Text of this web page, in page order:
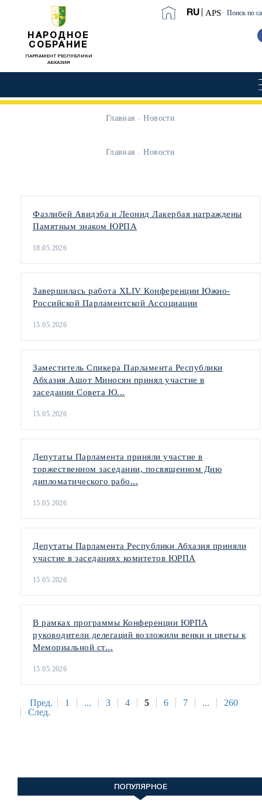
НАРОДНОЕ
СОБРАНИЕ
ПАРЛАМЕНТ РЕСПУБЛИКИ
АБХАЗИЯ
RU APS Поиск по
Главная Новости
ПОПУЛЯРНОЕ
Главная Новости
Фазлибей Авидзба и Леонид Лакербая награждены
Памятным знаком ЮРПА
18.05.2026
Завершилась работа XLIV Конференции Южно-
Российской Парламентской Ассоциации
15.05.2026
Заместитель Спикера Парламента Республики
Абхазия Ашот Миносян принял участие в
заседании Совета Ю...
15.05.2026
Депутаты Парламента приняли участие в
торжественном заседании, посвященном Дню
дипломатического рабо...
15.05.2026
Депутаты Парламента Республики Абхазия приняли
участие в заседаниях комитетов ЮРПА
15.05.2026
В рамках программы Конференции ЮРПА
руководители делегаций возложили венки и цветы к
Мемориальной ст...
15.05.2026
Пред. 1 ... 3 4 5 6 7 ...
260
След.